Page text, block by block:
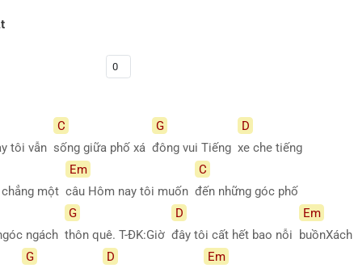
tôi vẫn
C
sống giữa phố xá
G
đông vui Tiếng
D
xe che tiếng
một
Em
câu Hôm nay tôi muốn
C
đến những góc phố
ngách
G
thôn quê. T-ĐK:Giờ
D
đây tôi cất hết bao nỗi
Em
buồnXách
G
D
Em